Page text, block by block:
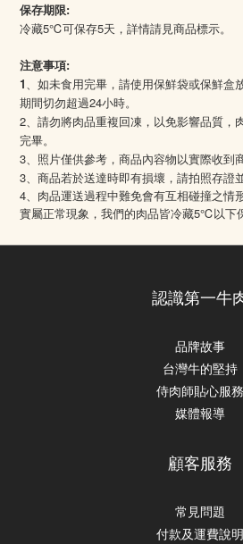
保存期限:
冷藏5℃可保存5天，詳情請見商品標示。
注意事項:
1、如未食用完畢，請使用保鮮袋或保鮮盒
期間切勿超過24小時。
2、請勿將肉品重複回凍，以免影響品質，
完畢。
3、照片僅供參考，商品內容物以實際收到
3、商品若於送達時即有損壞，請拍照存證
4、肉品運送過程中難免會有互相碰撞之情
實屬正常現象，我們的肉品皆冷藏5℃ 以下
認識第一牛
品牌故事
台灣牛的堅持
侍肉師貼心服務
媒體報導
顧客服務
常見問題
付款及運費說明